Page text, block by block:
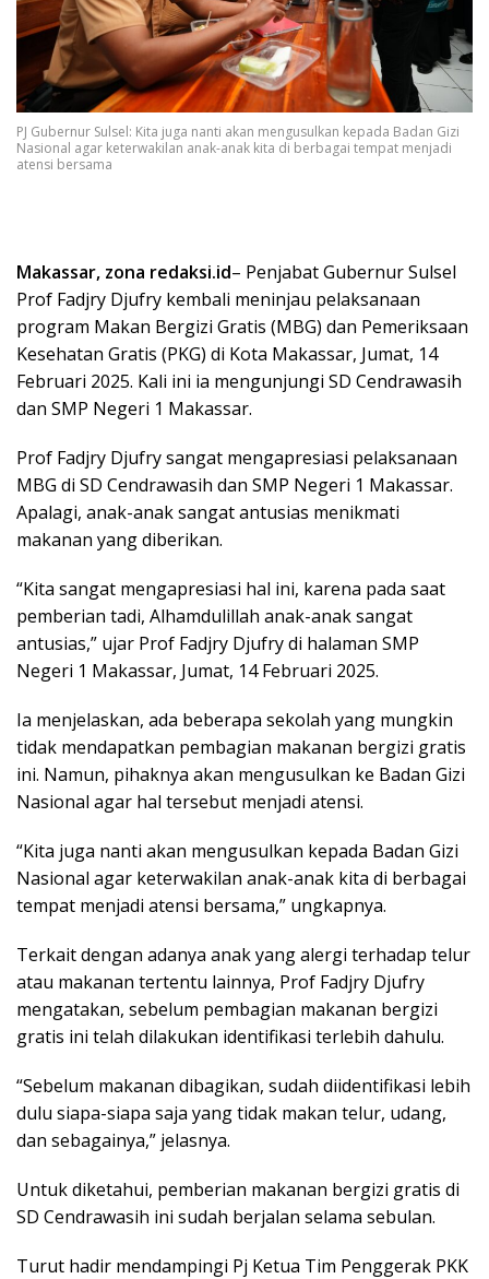
PJ Gubernur Sulsel: Kita juga nanti akan mengusulkan kepada Badan Gizi
Nasional agar keterwakilan anak-anak kita di berbagai tempat menjadi
atensi bersama
Makassar, zona redaksi.id– Penjabat Gubernur Sulsel
Prof Fadjry Djufry kembali meninjau pelaksanaan
program Makan Bergizi Gratis (MBG) dan Pemeriksaan
Kesehatan Gratis (PKG) di Kota Makassar, Jumat, 14
Februari 2025. Kali ini ia mengunjungi SD Cendrawasih
dan SMP Negeri 1 Makassar.
Prof Fadjry Djufry sangat mengapresiasi pelaksanaan
MBG di SD Cendrawasih dan SMP Negeri 1 Makassar.
Apalagi, anak-anak sangat antusias menikmati
makanan yang diberikan.
“Kita sangat mengapresiasi hal ini, karena pada saat
pemberian tadi, Alhamdulillah anak-anak sangat
antusias,” ujar Prof Fadjry Djufry di halaman SMP
Negeri 1 Makassar, Jumat, 14 Februari 2025.
Ia menjelaskan, ada beberapa sekolah yang mungkin
tidak mendapatkan pembagian makanan bergizi gratis
ini. Namun, pihaknya akan mengusulkan ke Badan Gizi
Nasional agar hal tersebut menjadi atensi.
“Kita juga nanti akan mengusulkan kepada Badan Gizi
Nasional agar keterwakilan anak-anak kita di berbagai
tempat menjadi atensi bersama,” ungkapnya.
Terkait dengan adanya anak yang alergi terhadap telur
atau makanan tertentu lainnya, Prof Fadjry Djufry
mengatakan, sebelum pembagian makanan bergizi
gratis ini telah dilakukan identifikasi terlebih dahulu.
“Sebelum makanan dibagikan, sudah diidentifikasi lebih
dulu siapa-siapa saja yang tidak makan telur, udang,
dan sebagainya,” jelasnya.
Untuk diketahui, pemberian makanan bergizi gratis di
SD Cendrawasih ini sudah berjalan selama sebulan.
Turut hadir mendampingi Pj Ketua Tim Penggerak PKK